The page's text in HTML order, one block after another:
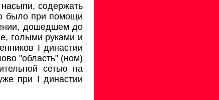
насыпи, содержать
было при помощи
дошедшем до
голыми руками и
I династии
"область" (ном)
сетью на
при I династии